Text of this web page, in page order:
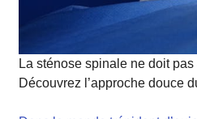
La sténose spinale ne doit
Découvrez l’approche douce